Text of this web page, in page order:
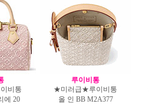
비통
에 20
루이비통
★미러급★루이비통
올 인 BB M2A377